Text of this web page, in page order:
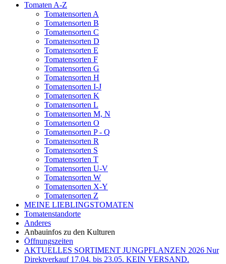
Tomaten A-Z
Tomatensorten A
Tomatensorten B
Tomatensorten C
Tomatensorten D
Tomatensorten E
Tomatensorten F
Tomatensorten G
Tomatensorten H
Tomatensorten I-J
Tomatensorten K
Tomatensorten L
Tomatensorten M, N
Tomatensorten O
Tomatensorten P - Q
Tomatensorten R
Tomatensorten S
Tomatensorten T
Tomatensorten U-V
Tomatensorten W
Tomatensorten X-Y
Tomatensorten Z
MEINE LIEBLINGSTOMATEN
Tomatenstandorte
Anderes
Anbauinfos zu den Kulturen
Öffnungszeiten
AKTUELLES SORTIMENT JUNGPFLANZEN 2026 Nur
Direktverkauf 17.04. bis 23.05. KEIN VERSAND.